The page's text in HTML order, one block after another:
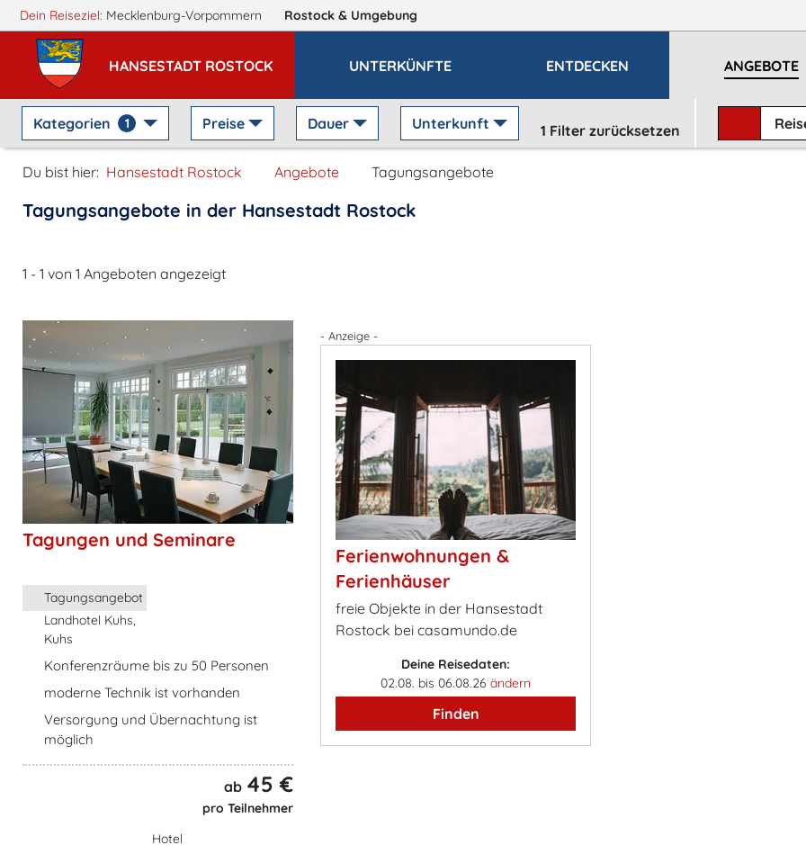
Dein Reiseziel: Mecklenburg-Vorpommern Rostock & Umgebung
HANSESTADT ROSTOCK UNTERKÜNFTE ENTDECKEN ANGEBOTE
Kategorien 1 Preise Dauer Unterkunft 1 Filter zurücksetzen
Du bist hier: Hansestadt Rostock Angebote Tagungsangebote
Tagungsangebote in der Hansestadt Rostock
1 - 1 von 1 Angeboten angezeigt
Tagungen und Seminare
Tagungsangebot
Landhotel Kuhs,
Kuhs
Konferenzräume bis zu 50 Personen
moderne Technik ist vorhanden
Versorgung und Übernachtung ist
möglich
ab 45 €
pro Teilnehmer
Hotel
- Anzeige -
Ferienwohnungen &
Ferienhäuser
freie Objekte in der Hansestadt
Rostock bei casamundo.de
Deine Reisedaten:
02.08. bis 06.08.26 ändern
Finden